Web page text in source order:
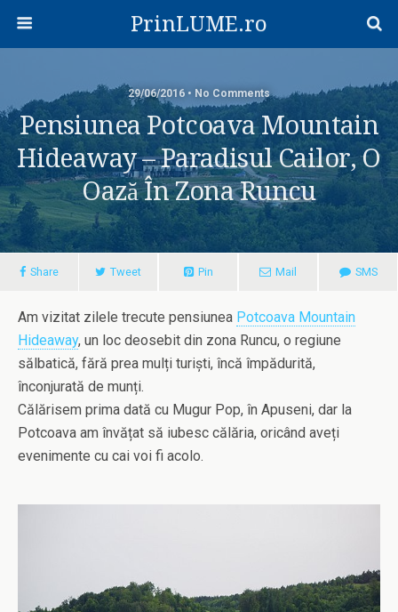
PrinLUME.ro
29/06/2016 • No Comments
Pensiunea Potcoava Mountain
Hideaway – Paradisul Cailor, O
Oază În Zona Runcu
Share Tweet Pin Mail SMS
Am vizitat zilele trecute pensiunea Potcoava Mountain
Hideaway, un loc deosebit din zona Runcu, o regiune
sălbatică, fără prea mulți turiști, încă împădurită,
înconjurată de munți.
Călărisem prima dată cu Mugur Pop, în Apuseni, dar la
Potcoava am învățat să iubesc călăria, oricând aveți
evenimente cu cai voi fi acolo.